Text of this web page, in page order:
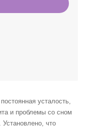
усталость,
и проблемы со сном
Установлено, что